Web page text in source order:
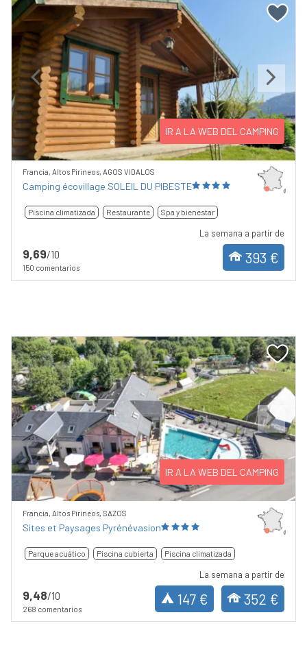
Previous Next
IR A LA WEB DEL CAMPING
Francia, Altos Pirineos, AGOS VIDALOS
Camping écovillage SOLEIL DU PIBESTE
Piscina climatizada Restaurante Spa y bienestar
9,69/10
150 comentarios
La semana a partir de
393 €
Previous Next
IR A LA WEB DEL CAMPING
Francia, Altos Pirineos, SAZOS
Sites et Paysages Pyrénévasion
Parque acuático Piscina cubierta Piscina climatizada
9,48/10
268 comentarios
La semana a partir de
147 € 352 €